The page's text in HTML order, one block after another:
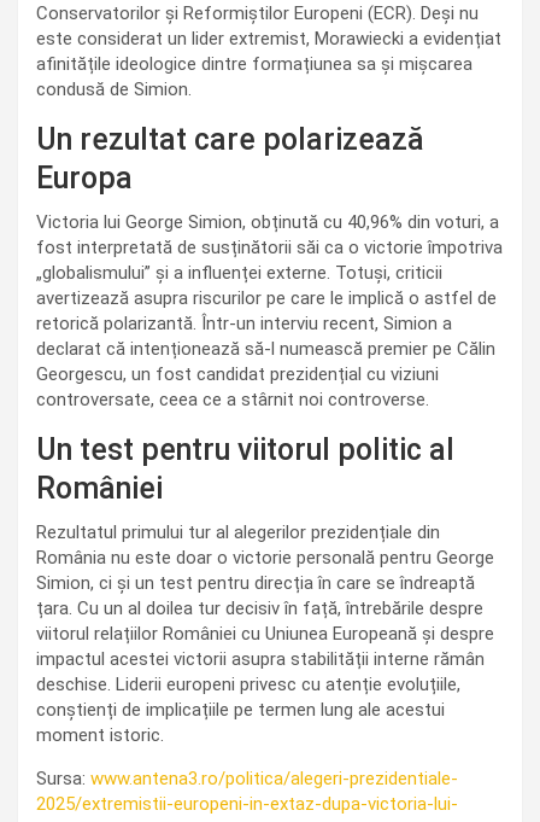
Conservatorilor și Reformiștilor Europeni (ECR). Deși nu
este considerat un lider extremist, Morawiecki a evidențiat
afinitățile ideologice dintre formațiunea sa și mișcarea
condusă de Simion.
Un rezultat care polarizează
Europa
Victoria lui George Simion, obținută cu 40,96% din voturi, a
fost interpretată de susținătorii săi ca o victorie împotriva
„globalismului” și a influenței externe. Totuși, criticii
avertizează asupra riscurilor pe care le implică o astfel de
retorică polarizantă. Într-un interviu recent, Simion a
declarat că intenționează să-l numească premier pe Călin
Georgescu, un fost candidat prezidențial cu viziuni
controversate, ceea ce a stârnit noi controverse.
Un test pentru viitorul politic al
României
Rezultatul primului tur al alegerilor prezidențiale din
România nu este doar o victorie personală pentru George
Simion, ci și un test pentru direcția în care se îndreaptă
țara. Cu un al doilea tur decisiv în față, întrebările despre
viitorul relațiilor României cu Uniunea Europeană și despre
impactul acestei victorii asupra stabilității interne rămân
deschise. Liderii europeni privesc cu atenție evoluțiile,
conștienți de implicațiile pe termen lung ale acestui
moment istoric.
Sursa: www.antena3.ro/politica/alegeri-prezidentiale-
2025/extremistii-europeni-in-extaz-dupa-victoria-lui-